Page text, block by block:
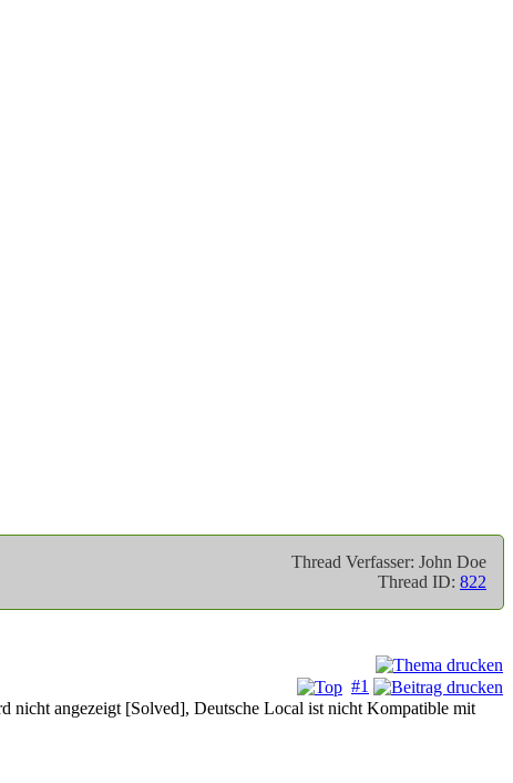
Thread Verfasser: John Doe
Thread ID: 822
#1
nicht angezeigt [Solved], Deutsche Local ist nicht Kompatible mit